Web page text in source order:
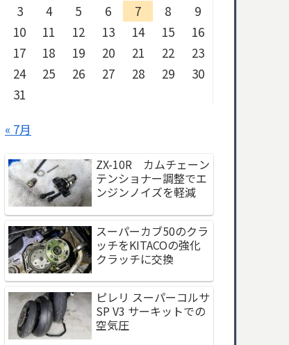
3
4 5 6 7 8
9
10
11 12 13 14 15
16
17
18 19 20 21 22
23
24
25 26 27 28 29
30
31
« 7月
ZX-10R カムチェーン
テンショナー調整でエ
ンジンノイズを軽減
スーパーカブ50のクラ
ッチをKITACOの強化
クラッチに交換
ピレリ スーパーコルサ
SP V3 サーキットでの
空気圧